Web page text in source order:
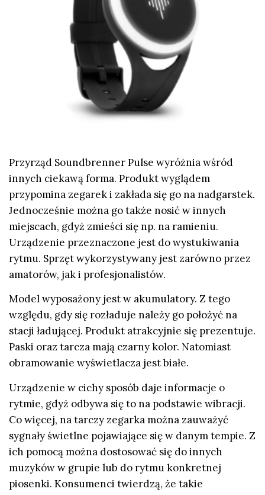
Przyrząd Soundbrenner Pulse wyróżnia wśród
innych ciekawą forma. Produkt wyglądem
przypomina zegarek i zakłada się go na nadgarstek.
Jednocześnie można go także nosić w innych
miejscach, gdyż zmieści się np. na ramieniu.
Urządzenie przeznaczone jest do wystukiwania
rytmu. Sprzęt wykorzystywany jest zarówno przez
amatorów, jak i profesjonalistów.
Model wyposażony jest w akumulatory. Z tego
względu, gdy się rozładuje należy go położyć na
stacji ładującej. Produkt atrakcyjnie się prezentuje.
Paski oraz tarcza mają czarny kolor. Natomiast
obramowanie wyświetlacza jest białe.
Urządzenie w cichy sposób daje informacje o
rytmie, gdyż odbywa się to na podstawie wibracji.
Co więcej, na tarczy zegarka można zauważyć
sygnały świetlne pojawiające się w danym tempie. Z
ich pomocą można dostosować się do innych
muzyków w grupie lub do rytmu konkretnej
piosenki. Konsumenci twierdzą, że takie